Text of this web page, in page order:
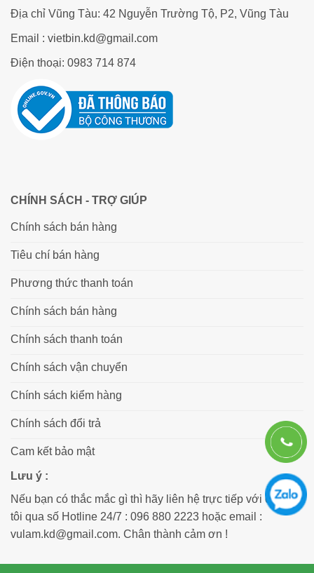
Địa chỉ Vũng Tàu: 42 Nguyễn Trường Tộ, P2, Vũng Tàu
Email : vietbin.kd@gmail.com
Điện thoại: 0983 714 874
CHÍNH SÁCH - TRỢ GIÚP
Chính sách bán hàng
Tiêu chí bán hàng
Phương thức thanh toán
Chính sách bán hàng
Chính sách thanh toán
Chính sách vận chuyển
Chính sách kiểm hàng
Chính sách đổi trả
Cam kết bảo mật
Lưu ý :
Nếu bạn có thắc mắc gì thì hãy liên hệ trực tiếp với chúng
tôi qua số Hotline 24/7 : 096 880 2223 hoặc email :
vulam.kd@gmail.com. Chân thành cảm ơn !